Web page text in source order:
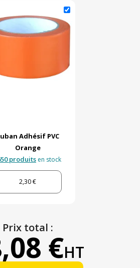
Adhésif PVC
Orange
produits en stock
2,30 €
Prix total :
€HT